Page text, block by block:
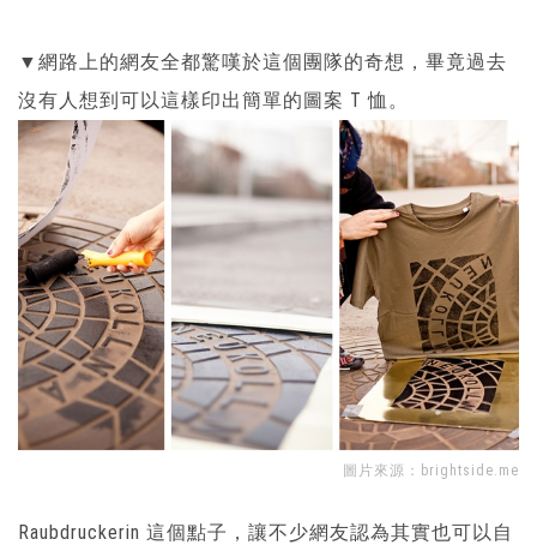
▼網路上的網友全都驚嘆於這個團隊的奇想，畢竟過去
沒有人想到可以這樣印出簡單的圖案 T 恤。
圖片來源： brightside.me
Raubdruckerin 這個點子，讓不少網友認為其實也可以自